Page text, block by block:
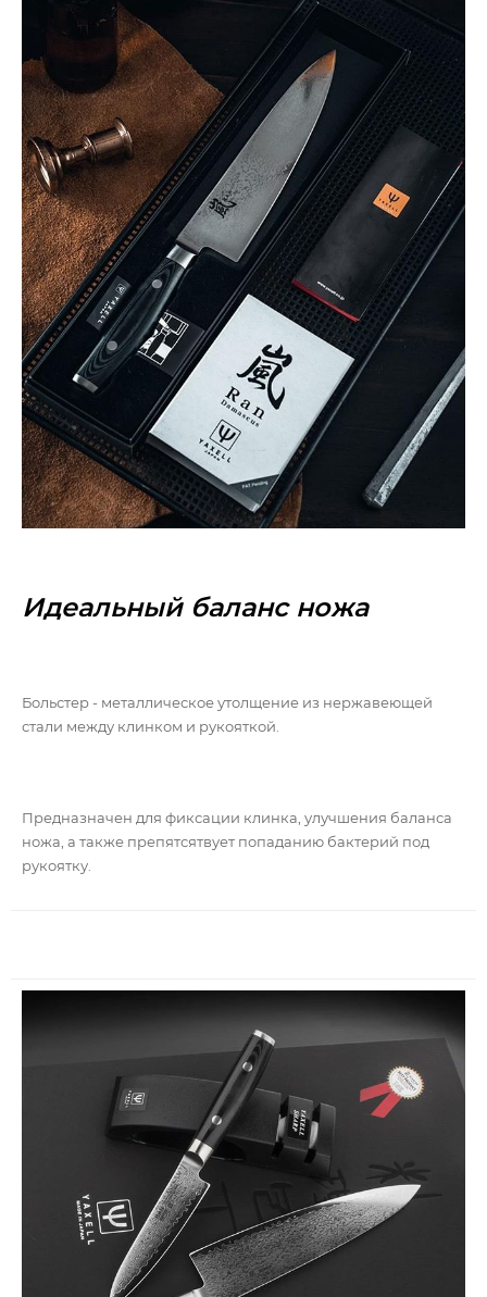
Идеальный баланс ножа
Больстер - металлическое утолщение из нержавеющей
стали между клинком и рукояткой.
Предназначен для фиксации клинка, улучшения баланса
ножа, а также препятсятвует попаданию бактерий под
рукоятку.